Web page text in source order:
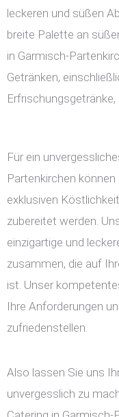
leckeren und süßen
breite Palette an
in Garmisch-
Getränken,
Für ein
Partenkirchen
exklusiven
zubereitet werden.
einzigartige und
zusammen, die auf
ist. Unser
Ihre Anforderungen
zufriedenstellen.
Also lassen Sie uns
unvergesslich zu